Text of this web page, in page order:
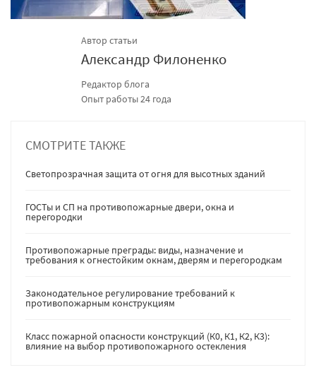
Автор статьи
Александр Филоненко
Редактор блога
Опыт работы 24 года
СМОТРИТЕ ТАКЖЕ
Светопрозрачная защита от огня для высотных зданий
ГОСТы и СП на противопожарные двери, окна и
перегородки
Противопожарные преграды: виды, назначение и
требования к огнестойким окнам, дверям и перегородкам
Законодательное регулирование требований к
противопожарным конструкциям
Класс пожарной опасности конструкций (К0, К1, К2, К3):
влияние на выбор противопожарного остекления